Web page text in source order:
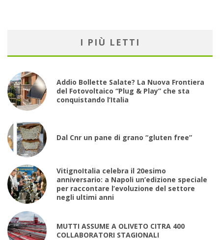
I PIÙ LETTI
Addio Bollette Salate? La Nuova Frontiera
del Fotovoltaico “Plug & Play” che sta
conquistando l’Italia
Dal Cnr un pane di grano “gluten free”
VitignoItalia celebra il 20esimo
anniversario: a Napoli un’edizione speciale
per raccontare l’evoluzione del settore
negli ultimi anni
MUTTI ASSUME A OLIVETO CITRA 400
COLLABORATORI STAGIONALI